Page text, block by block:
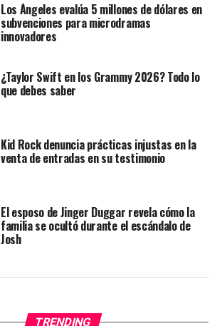
Los Ángeles evalúa 5 millones de dólares en
subvenciones para microdramas
innovadores
¿Taylor Swift en los Grammy 2026? Todo lo
que debes saber
Kid Rock denuncia prácticas injustas en la
venta de entradas en su testimonio
El esposo de Jinger Duggar revela cómo la
familia se ocultó durante el escándalo de
Josh
TRENDING